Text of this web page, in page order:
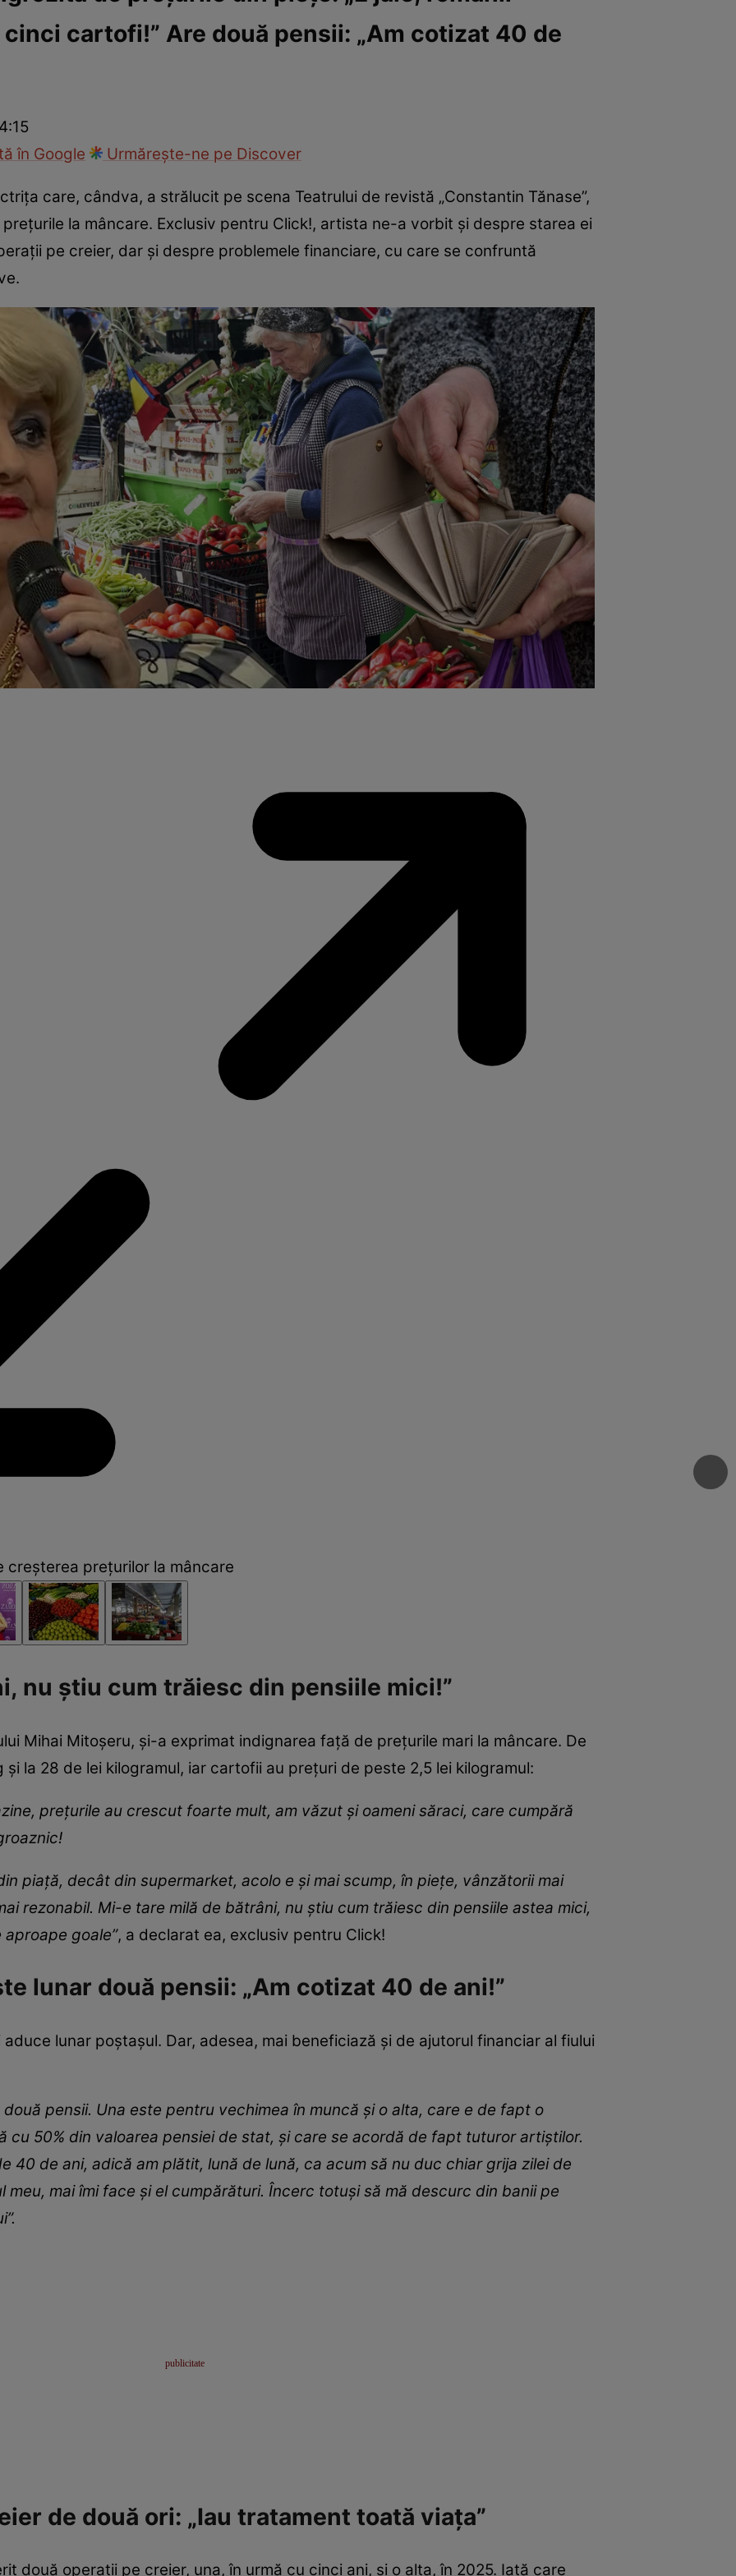
Paparazzii Click!
cartofi!” Are două pensii: „Am cotizat 40 de
în Google
Urmărește-ne pe Discover
care, cândva, a strălucit pe scena Teatrului de revistă „Constantin Tănase”,
la mâncare. Exclusiv pentru Click!, artista ne-a vorbit și despre starea ei
pe creier, dar și despre problemele financiare, cu care se confruntă
creșterea prețurilor la mâncare
nu știu cum trăiesc din pensiile mici!”
Mihai Mitoșeru, și-a exprimat indignarea față de prețurile mari la mâncare. De
și la 28 de lei kilogramul, iar cartofii au prețuri de peste 2,5 lei kilogramul:
prețurile au crescut foarte mult, am văzut și oameni săraci, care cumpără
piață, decât din supermarket, acolo e și mai scump, în piețe, vânzătorii mai
rezonabil. Mi-e tare milă de bătrâni, nu știu cum trăiesc din pensiile astea mici,
goale”, a declarat ea, exclusiv pentru Click!
lunar două pensii: „Am cotizat 40 de ani!”
lunar poștașul. Dar, adesea, mai beneficiază și de ajutorul financiar al fiului
pensii. Una este pentru vechimea în muncă și o alta, care e de fapt o
cu 50% din valoarea pensiei de stat, și care se acordă de fapt tuturor artiștilor.
40 de ani, adică am plătit, lună de lună, ca acum să nu duc chiar grija zilei de
meu, mai îmi face și el cumpărături. Încerc totuși să mă descurc din banii pe
de două ori: „Iau tratament toată viața”
două operații pe creier, una, în urmă cu cinci ani, și o alta, în 2025. Iată care